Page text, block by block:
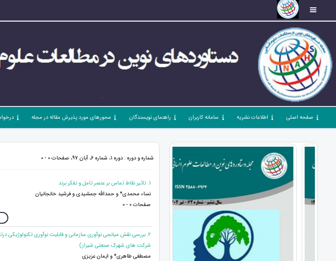
صفحه اصلی اطلاعات نشریه سامانه کاربران راهنمای نویسندگان محورهای مورد پذیرش مقاله در مجله
شماره و دوره : دوره 1، شماره 6، آبان 97، صفحات 0 - 0
1. تاثیر نقاط تماس بر عنصر تامل و تفکر برند
نساء محمدی* و حمدالله جمشیدی و فرشید خانجانیان
صفحات 0 - 0
2. بررسی نقش میانجی نوآوری سازمانی و قابلیت نوآوری تکنولوژیکی
شرکت های شهرک صنعتی شیراز)
مصطفی طاهری* و ایمان عزیزی